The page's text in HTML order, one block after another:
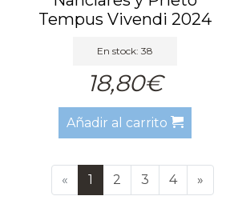
Tempus Vivendi 2024
En stock: 38
18,80€
Añadir al carrito
« 1 2 3 4 »